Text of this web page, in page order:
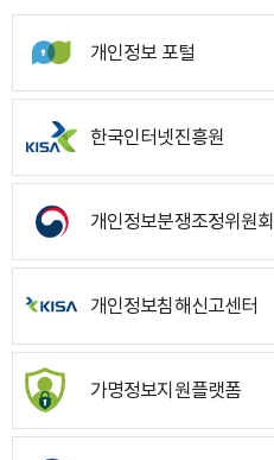
개인정보 포털
한국인터넷진흥원
개인정보분쟁조정위원회
개인정보침해신고센터
가명정보지원플랫폼